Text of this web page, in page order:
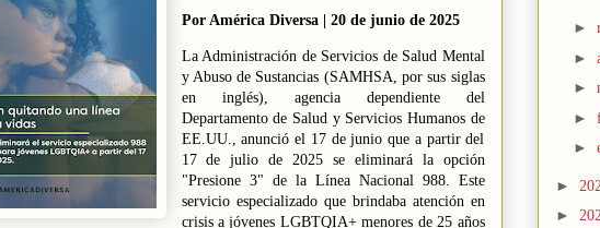
Por América Diversa | 20 de junio de 2025
La Administración de Servicios de Salud Mental
y Abuso de Sustancias (SAMHSA, por sus siglas
en inglés), agencia dependiente del
Departamento de Salud y Servicios Humanos de
EE.UU., anunció el 17 de junio que a partir del
17 de julio de 2025 se eliminará la opción
"Presione 3" de la Línea Nacional 988. Este
servicio especializado que brindaba atención en
crisis a jóvenes LGBTQIA+ menores de 25 años
►
►
►
►
►
►
►